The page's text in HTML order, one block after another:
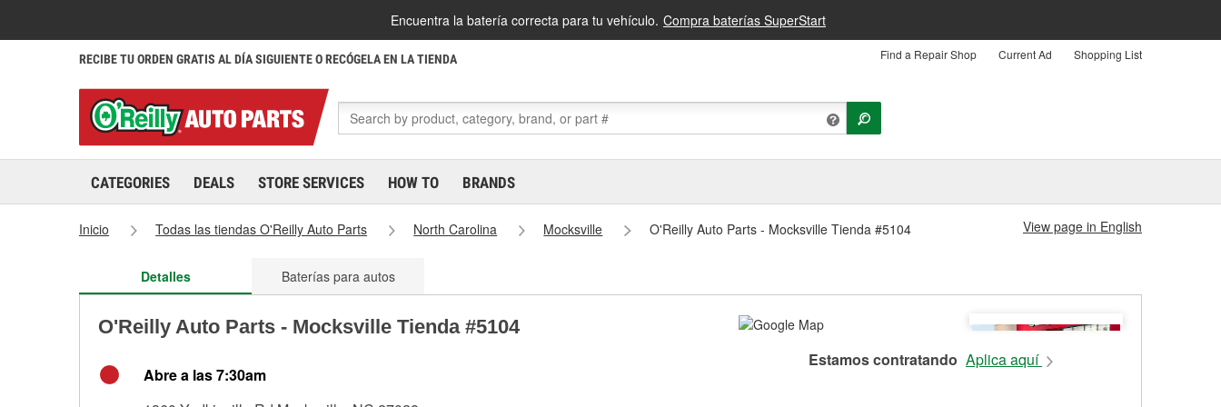
Encuentra la batería correcta para tu vehículo. Compra baterías SuperStart
RECIBE TU ORDEN GRATIS AL DÍA SIGUIENTE O RECÓGELA EN LA TIENDA Find a Repair Shop Current Ad Shopping List
CATEGORIES DEALS STORE SERVICES HOW TO BRANDS
Inicio Todas las tiendas O'Reilly Auto Parts North Carolina Mocksville O'Reilly Auto Parts - Mocksville Tienda #5104 View page in English
Detalles Baterías para autos
O'Reilly Auto Parts - Mocksville Tienda #5104
Abre a las 7:30am
Estamos contratando Aplica aquí